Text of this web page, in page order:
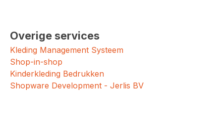
Overige services
Kleding Management Systeem
Shop-in-shop
Kinderkleding Bedrukken
Shopware Development - Jerlis BV